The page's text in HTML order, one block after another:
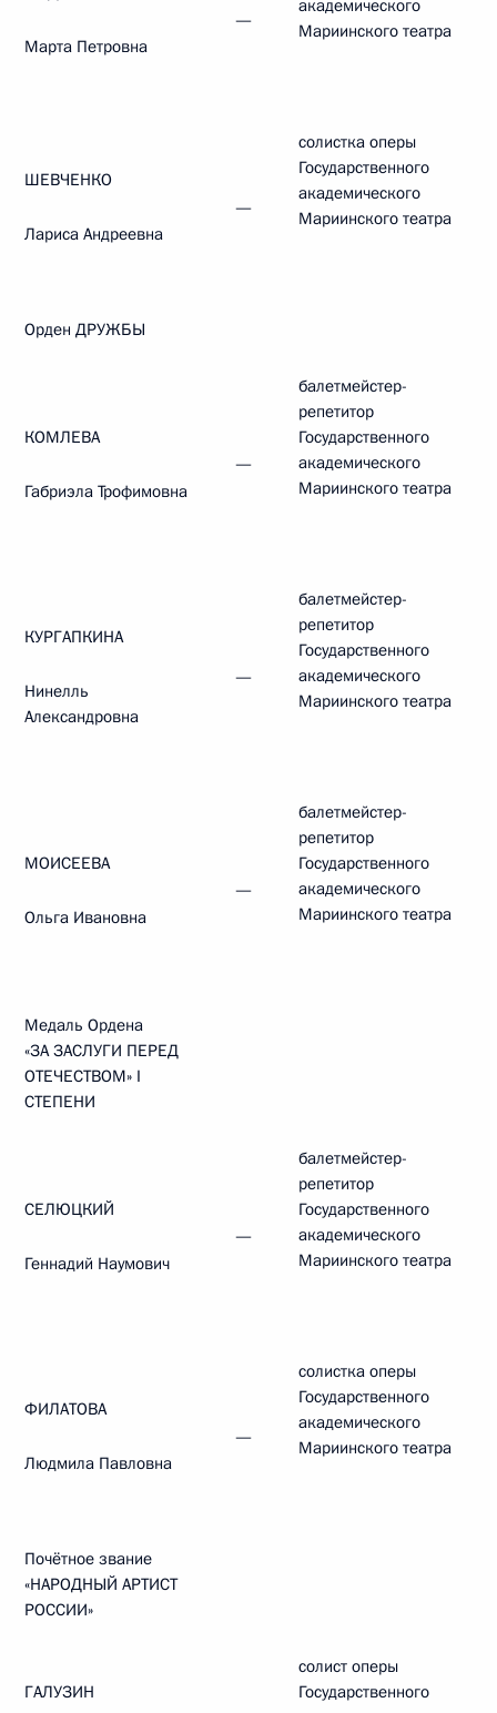
Марта Петровна
—
академического
Мариинского театра
ШЕВЧЕНКО
Лариса Андреевна
—
солистка оперы
Государственного
академического
Мариинского театра
Орден ДРУЖБЫ
КОМЛЕВА
Габриэла Трофимовна
—
балетмейстер-
репетитор
Государственного
академического
Мариинского театра
КУРГАПКИНА
Нинелль
Александровна
—
балетмейстер-
репетитор
Государственного
академического
Мариинского театра
МОИСЕЕВА
Ольга Ивановна
—
балетмейстер-
репетитор
Государственного
академического
Мариинского театра
Медаль Ордена
«ЗА ЗАСЛУГИ ПЕРЕД
ОТЕЧЕСТВОМ» I
СТЕПЕНИ
СЕЛЮЦКИЙ
Геннадий Наумович
—
балетмейстер-
репетитор
Государственного
академического
Мариинского театра
ФИЛАТОВА
Людмила Павловна
—
солистка оперы
Государственного
академического
Мариинского театра
Почётное звание
«НАРОДНЫЙ АРТИСТ
РОССИИ»
ГАЛУЗИН
солист оперы
Государственного